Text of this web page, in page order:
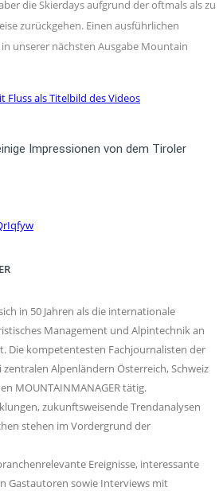
die Skierdays aufgrund der oftmals als zu
zurückgehen. Einen ausführlichen
unserer nächsten Ausgabe Mountain
Impressionen von dem Tiroler
in 50 Jahren als die internationale
Management und Alpintechnik an
Die kompetentesten Fachjournalisten der
Alpenländern Österreich, Schweiz
MOUNTAINMANAGER tätig.
zukunftsweisende Trendanalysen
stehen im Vordergrund der
Ereignisse, interessante
Gastautoren sowie Interviews mit